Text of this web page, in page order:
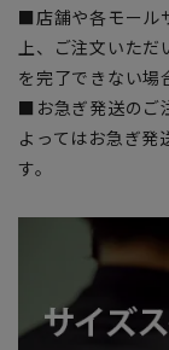
■店舗や各モール
上、ご注文いた
を完了できない場
■お急ぎ発送のご
よってはお急ぎ発
す。